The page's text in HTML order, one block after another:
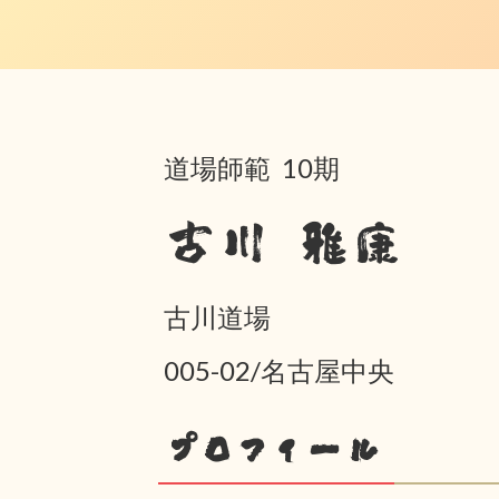
道場師範 10期
古川 雅康
古川道場
005-02/名古屋中央
プロフィール